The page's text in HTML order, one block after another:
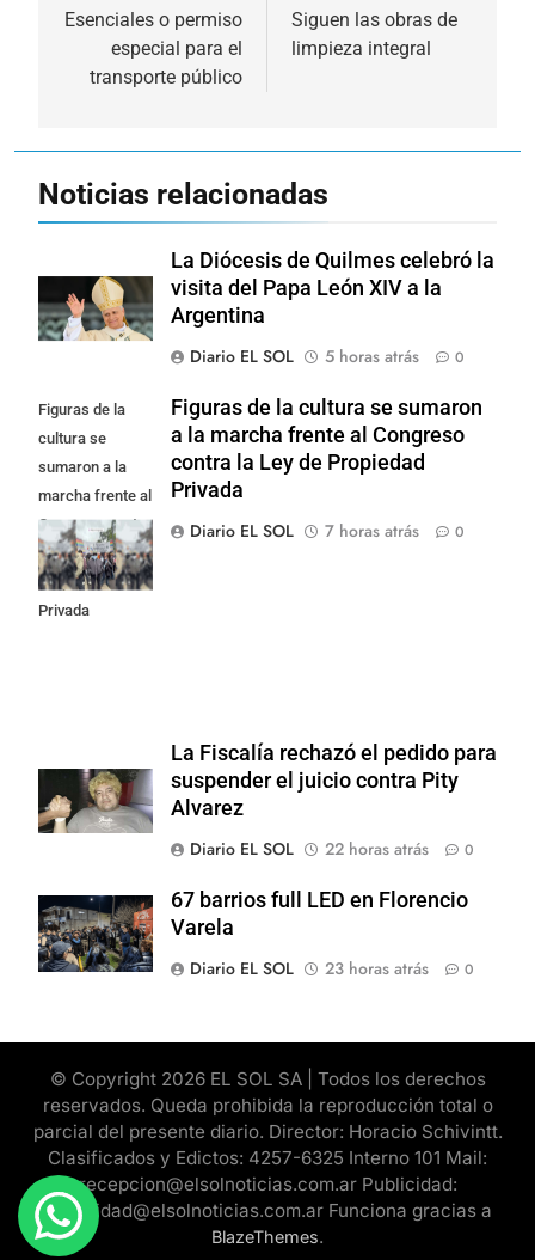
de
entradas
Esenciales o permiso
especial para el
transporte público
Siguen las obras de
limpieza integral
Noticias relacionadas
La Diócesis de Quilmes celebró la
visita del Papa León XIV a la
Argentina
Diario EL SOL
5 horas atrás 0
Figuras de la
cultura se
sumaron a la
marcha frente al
Congreso contra
la Ley de
Propiedad
Privada
Figuras de la cultura se sumaron
a la marcha frente al Congreso
contra la Ley de Propiedad
Privada
Diario EL SOL
7 horas atrás 0
La Fiscalía rechazó el pedido para
suspender el juicio contra Pity
Alvarez
Diario EL SOL
22 horas atrás 0
67 barrios full LED en Florencio
Varela
Diario EL SOL
23 horas atrás 0
© Copyright 2026 EL SOL SA | Todos los derechos
reservados. Queda prohibida la reproducción total o
parcial del presente diario. Director: Horacio Schivintt.
Clasificados y Edictos: 4257-6325 Interno 101 Mail:
recepcion@elsolnoticias.com.ar Publicidad:
publicidad@elsolnoticias.com.ar Funciona gracias a
BlazeThemes.